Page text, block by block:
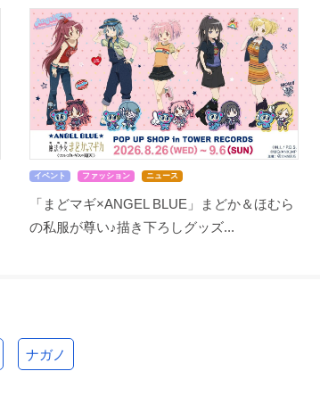
イベント ファッション ニュース
「まどマギ×ANGEL BLUE」まどか＆ほむら
の私服が尊い♪描き下ろしグッズ...
ナガノ